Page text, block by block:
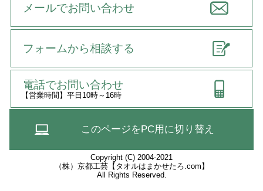
メールでお問い合わせ
フォームから相談する
電話でお問い合わせ
【営業時間】平日10時～16時
このページをPC用に切り替え
Copyright (C) 2004-2021
（株）京都工芸【タオルはまかせたろ.com】
All Rights Reserved.